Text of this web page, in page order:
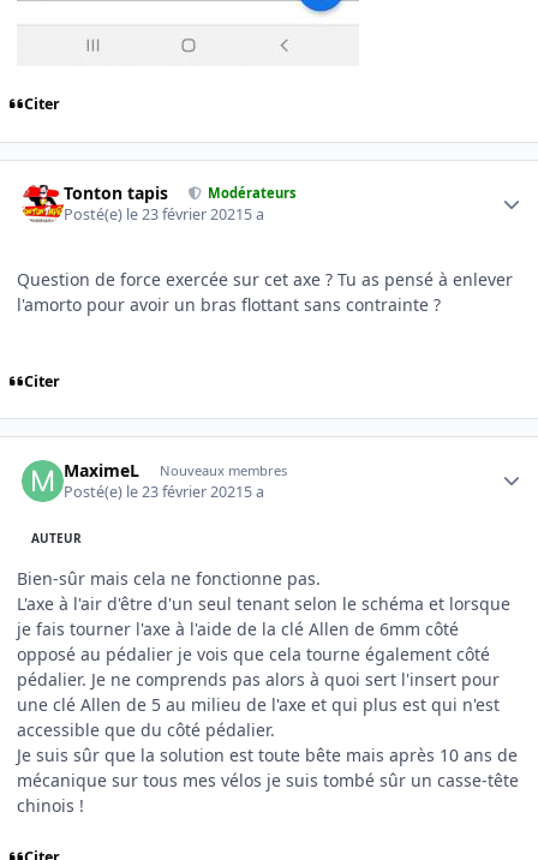
Citer
Tonton tapis Modérateurs
Posté(e) le 23 février 20215 a
Question de force exercée sur cet axe ? Tu as pensé à enlever
l'amorto pour avoir un bras flottant sans contrainte ?
Citer
MaximeL Nouveaux membres
Posté(e) le 23 février 20215 a
AUTEUR
Bien-sûr mais cela ne fonctionne pas.
L'axe à l'air d'être d'un seul tenant selon le schéma et lorsque
je fais tourner l'axe à l'aide de la clé Allen de 6mm côté
opposé au pédalier je vois que cela tourne également côté
pédalier. Je ne comprends pas alors à quoi sert l'insert pour
une clé Allen de 5 au milieu de l'axe et qui plus est qui n'est
accessible que du côté pédalier.
Je suis sûr que la solution est toute bête mais après 10 ans de
mécanique sur tous mes vélos je suis tombé sûr un casse-tête
chinois !